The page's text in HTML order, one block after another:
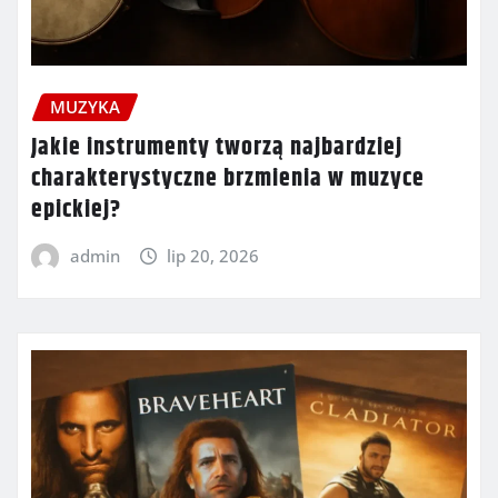
MUZYKA
Jakie instrumenty tworzą najbardziej
charakterystyczne brzmienia w muzyce
epickiej?
admin lip 20, 2026